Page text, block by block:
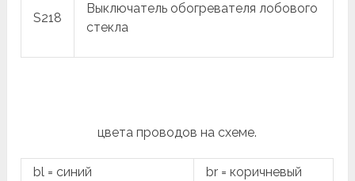
S218
Выключатель обогревателя лобового
стекла
цвета проводов на схеме.
bl = синий br = коричневый